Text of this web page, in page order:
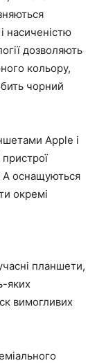
насиченістю
дозволяють
кольору,
чорний
Apple і
A оснащуються
окремі
планшети,
яких
вимогливих